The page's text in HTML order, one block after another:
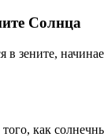
Солнца
в зените,
как